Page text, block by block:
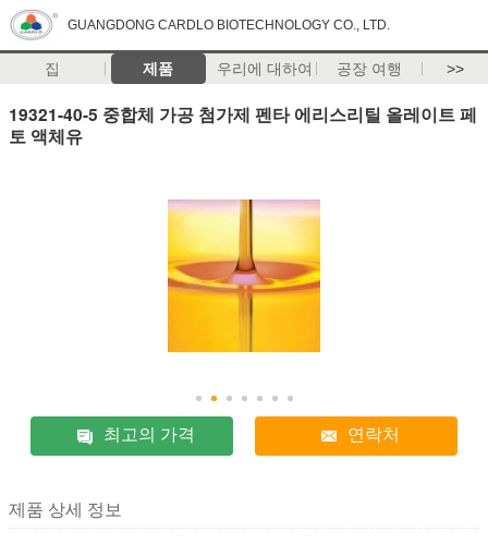
GUANGDONG CARDLO BIOTECHNOLOGY CO., LTD.
집 제품 우리에 대하여 공장 여행 >>
19321-40-5 중합체 가공 첨가제 펜타 에리스리틸 올레이트 페
토 액체유
최고의 가격 연락처
제품 상세 정보